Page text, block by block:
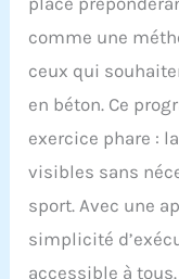
comme une
ceux qui
en béton. Ce
exercice phare :
visibles sans
sport. Avec une
simplicité
accessible à tous.